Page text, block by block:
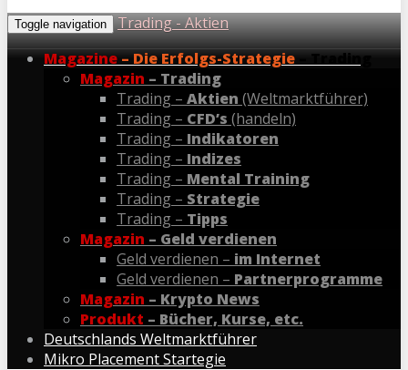
Toggle navigation
Trading - Aktien
Magazine – Die Erfolgs-Strategie – Trading
Magazin – Trading
Trading – Aktien (Weltmarktführer)
Trading – CFD’s (handeln)
Trading – Indikatoren
Trading – Indizes
Trading – Mental Training
Trading – Strategie
Trading – Tipps
Magazin – Geld verdienen
Geld verdienen – im Internet
Geld verdienen – Partnerprogramme
Magazin – Krypto News
Produkt – Bücher, Kurse, etc.
Deutschlands Weltmarktführer
Mikro Placement Startegie